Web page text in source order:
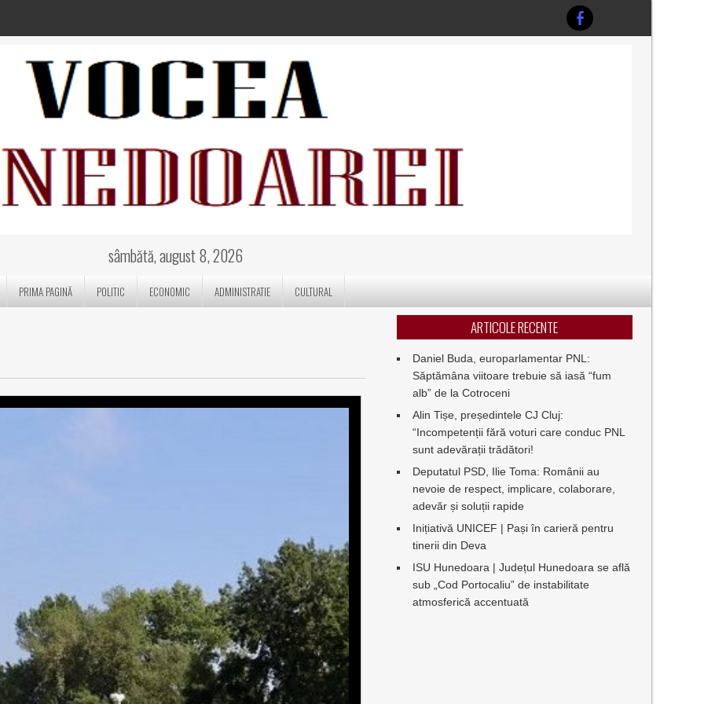
sâmbătă, august 8, 2026
PRIMA PAGINĂ POLITIC ECONOMIC ADMINISTRATIE CULTURAL
ARTICOLE RECENTE
Daniel Buda, europarlamentar PNL:
Săptămâna viitoare trebuie să iasă “fum
alb” de la Cotroceni
Alin Tișe, președintele CJ Cluj:
“Incompetenții fără voturi care conduc PNL
sunt adevărații trădători!
Deputatul PSD, Ilie Toma: Românii au
nevoie de respect, implicare, colaborare,
adevăr și soluții rapide
Inițiativă UNICEF | Pași în carieră pentru
tinerii din Deva
ISU Hunedoara | Județul Hunedoara se află
sub „Cod Portocaliu” de instabilitate
atmosferică accentuată